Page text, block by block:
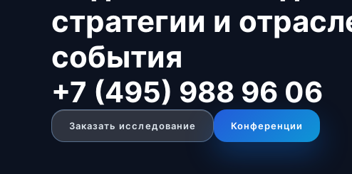
стратегии и
события
+7 (495) 988 96 06
Заказать исследование Конференции